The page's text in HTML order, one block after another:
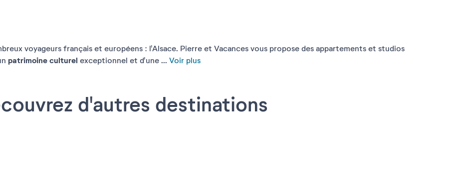
voyageurs français et européens : l'Alsace. Pierre et Vacances vous propose des appartements et studios
patrimoine culturel exceptionnel et d'une ... Voir plus
d'autres destinations